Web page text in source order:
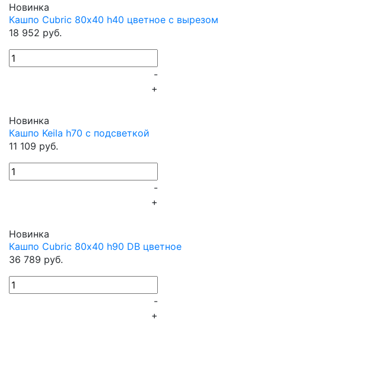
Новинка
Кашпо Cubric 80х40 h40 цветное c вырезом
18 952 руб.
-
+
Новинка
Кашпо Keila h70 с подсветкой
11 109 руб.
-
+
Новинка
Кашпо Cubric 80х40 h90 DB цветное
36 789 руб.
-
+